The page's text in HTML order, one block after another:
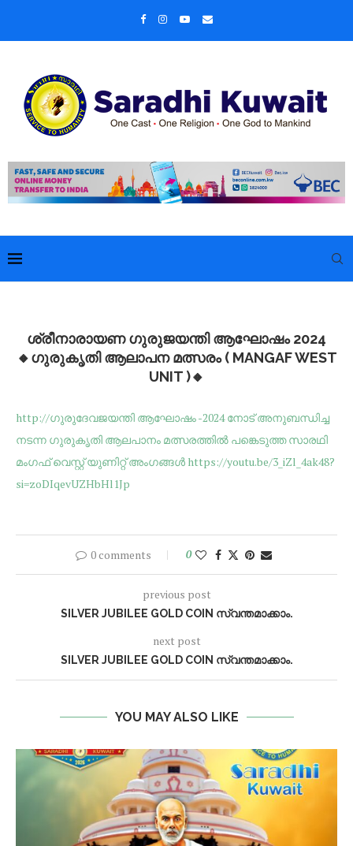
ശ്രീനാരായണ ഗുരുജയന്തി ആഘോഷം 2024
🔸ഗുരുകൃതി ആലാപന മത്സരം ( MANGAF WEST
UNIT )🔸
http://ഗുരുദേവജയന്തി ആഘോഷം -2024 നോട് അനുബന്ധിച്ച
നടന്ന ഗുരുകൃതി ആലപാനം മത്സരത്തിൽ പങ്കെടുത്ത സാരഥി
മംഗഫ് വെസ്റ്റ് യുണിറ്റ് അംഗങ്ങൾ https://youtu.be/3_iZl_4ak48?
si=zoDIqevUZHbHl1Jp
0 comments 0
previous post
SILVER JUBILEE GOLD COIN സ്വന്തമാക്കാം.
next post
SILVER JUBILEE GOLD COIN സ്വന്തമാക്കാം.
YOU MAY ALSO LIKE